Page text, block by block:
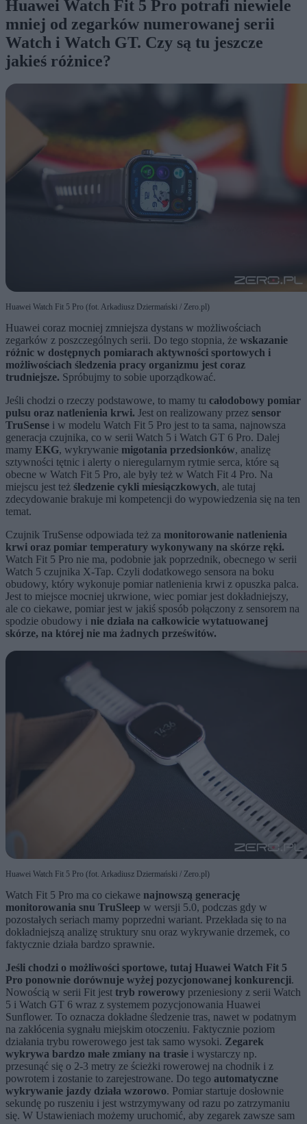
Huawei Watch Fit 5 Pro potrafi niewiele
mniej od zegarków numerowanej serii
Watch i Watch GT. Czy są tu jeszcze
jakieś różnice?
Huawei Watch Fit 5 Pro (fot. Arkadiusz Dziermański / Zero.pl)
Huawei coraz mocniej zmniejsza dystans w możliwościach
zegarków z poszczególnych serii. Do tego stopnia, że wskazanie
różnic w dostępnych pomiarach aktywności sportowych i
możliwościach śledzenia pracy organizmu jest coraz
trudniejsze. Spróbujmy to sobie uporządkować.
Jeśli chodzi o rzeczy podstawowe, to mamy tu całodobowy pomiar
pulsu oraz natlenienia krwi. Jest on realizowany przez sensor
TruSense i w modelu Watch Fit 5 Pro jest to ta sama, najnowsza
generacja czujnika, co w serii Watch 5 i Watch GT 6 Pro. Dalej
mamy EKG, wykrywanie migotania przedsionków, analizę
sztywności tętnic i alerty o nieregularnym rytmie serca, które są
obecne w Watch Fit 5 Pro, ale były też w Watch Fit 4 Pro. Na
miejscu jest też śledzenie cykli miesiączkowych, ale tutaj
zdecydowanie brakuje mi kompetencji do wypowiedzenia się na ten
temat.
Czujnik TruSense odpowiada też za monitorowanie natlenienia
krwi oraz pomiar temperatury wykonywany na skórze ręki.
Watch Fit 5 Pro nie ma, podobnie jak poprzednik, obecnego w serii
Watch 5 czujnika X-Tap. Czyli dodatkowego sensora na boku
obudowy, który wykonuje pomiar natlenienia krwi z opuszka palca.
Jest to miejsce mocniej ukrwione, wiec pomiar jest dokładniejszy,
ale co ciekawe, pomiar jest w jakiś sposób połączony z sensorem na
spodzie obudowy i nie działa na całkowicie wytatuowanej
skórze, na której nie ma żadnych prześwitów.
Huawei Watch Fit 5 Pro (fot. Arkadiusz Dziermański / Zero.pl)
Watch Fit 5 Pro ma co ciekawe najnowszą generację
monitorowania snu TruSleep w wersji 5.0, podczas gdy w
pozostałych seriach mamy poprzedni wariant. Przekłada się to na
dokładniejszą analizę struktury snu oraz wykrywanie drzemek, co
faktycznie działa bardzo sprawnie.
Jeśli chodzi o możliwości sportowe, tutaj Huawei Watch Fit 5
Pro ponownie dorównuje wyżej pozycjonowanej konkurencji.
Nowością w serii Fit jest tryb rowerowy przeniesiony z serii Watch
5 i Watch GT 6 wraz z systemem pozycjonowania Huawei
Sunflower. To oznacza dokładne śledzenie tras, nawet w podatnym
na zakłócenia sygnału miejskim otoczeniu. Faktycznie poziom
działania trybu rowerowego jest tak samo wysoki. Zegarek
wykrywa bardzo małe zmiany na trasie i wystarczy np.
przesunąć się o 2-3 metry ze ścieżki rowerowej na chodnik i z
powrotem i zostanie to zarejestrowane. Do tego automatyczne
wykrywanie jazdy działa wzorowo. Pomiar startuje dosłownie
sekundę po ruszeniu i jest wstrzymywany od razu po zatrzymaniu
się. W Ustawieniach możemy uruchomić, aby zegarek zawsze sam